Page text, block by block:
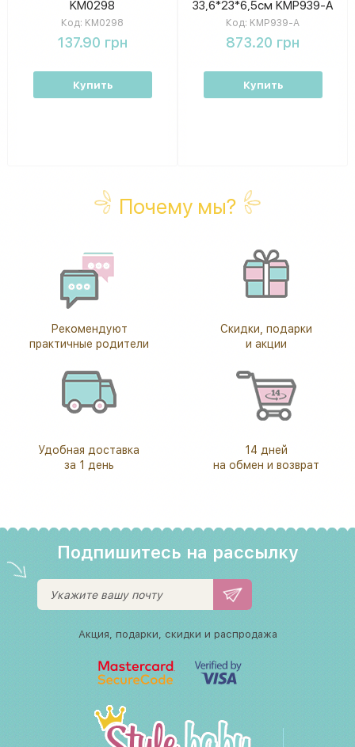
KM0298
Код: KM0298
137.90 грн
Купить
33,6*23*6,5см KMP939-A
Код: KMP939-A
873.20 грн
Купить
Почему мы?
Рекомендуют
практичные родители
Скидки, подарки
и акции
Удобная доставка
за 1 день
14 дней
на обмен и возврат
Подпишитесь на рассылку
Акция, подарки, скидки и распродажа